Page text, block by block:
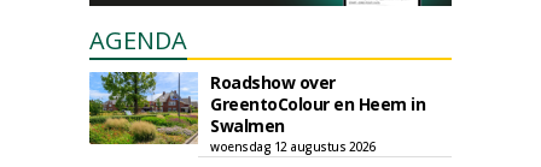
AGENDA
Roadshow over
GreentoColour en Heem in
Swalmen
woensdag 12 augustus 2026